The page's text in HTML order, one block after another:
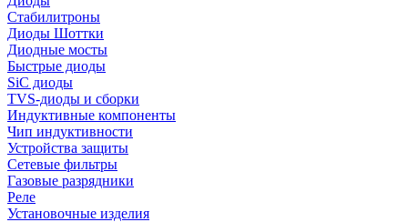
Стабилитроны
Диоды Шоттки
Диодные мосты
Быстрые диоды
SiC диоды
TVS-диоды и сборки
Индуктивные компоненты
Чип индуктивности
Устройства защиты
Сетевые фильтры
Газовые разрядники
Реле
Установочные изделия